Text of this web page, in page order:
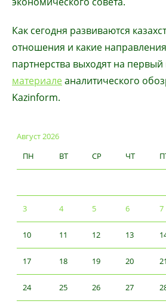
Как сегодня развиваются
отношения и какие направления
партнерства выходят на
материалеаналитического
Kazinform.
Август 2026
ПН
ВТ СР ЧТ
3 4 5 6 7
10 11 12 13
17 18 19 20 21
24 25 26 27